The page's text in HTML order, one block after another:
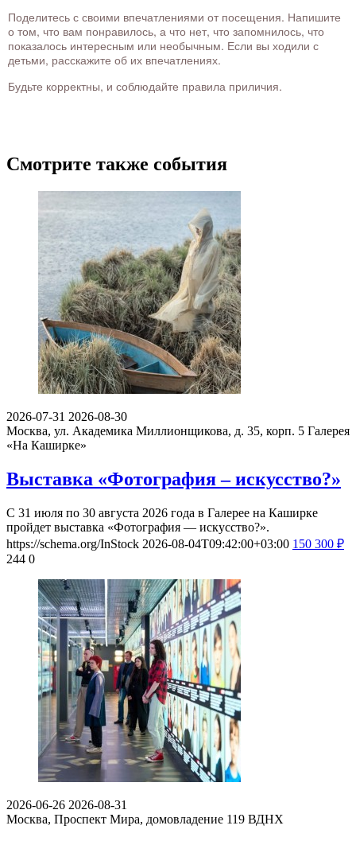
Поделитесь с своими впечатлениями от посещения. Напишите
о том, что вам понравилось, а что нет, что запомнилось, что
показалось интересным или необычным. Если вы ходили с
детьми, расскажите об их впечатлениях.
Будьте корректны, и соблюдайте правила приличия.
Смотрите также события
2026-07-31 2026-08-30
Москва, ул. Академика Миллионщикова, д. 35, корп. 5 Галерея
«На Каширке»
Выставка «Фотография – искусство?»
С 31 июля по 30 августа 2026 года в Галерее на Каширке
пройдет выставка «Фотография — искусство?».
https://schema.org/InStock 2026-08-04T09:42:00+03:00 150 300 ₽
244 0
2026-06-26 2026-08-31
Москва, Проспект Мира, домовладение 119 ВДНХ